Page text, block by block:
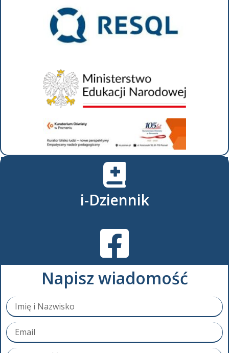
i-Dziennik
Napisz wiadomość